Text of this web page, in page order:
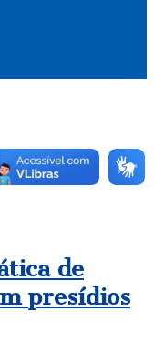
de
presídios